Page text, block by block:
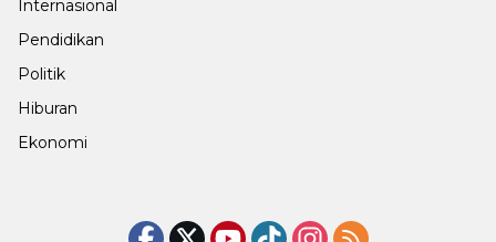
Internasional
Pendidikan
Politik
Hiburan
Ekonomi